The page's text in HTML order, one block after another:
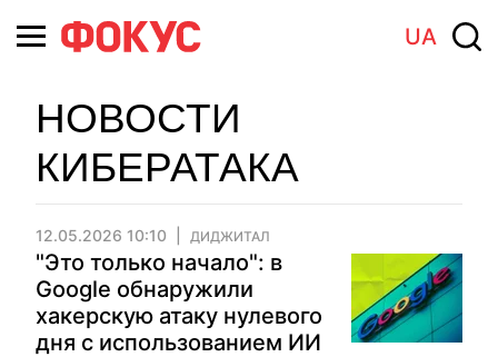
UA
НОВОСТИ
КИБЕРАТАКА
12.05.2026 10:10 ДИДЖИТАЛ
"Это только начало": в
Google обнаружили
хакерскую атаку нулевого
дня с использованием ИИ